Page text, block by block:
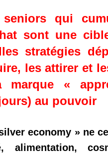
seniors qui
sont une
stratégies
les attirer et
marque «
au pouvoir
economy » ne
alimentation,